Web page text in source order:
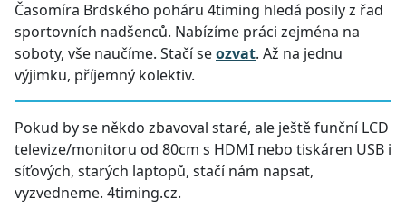
Časomíra Brdského poháru 4timing hledá posily z řad
sportovních nadšenců. Nabízíme práci zejména na
soboty, vše naučíme. Stačí seozvat. Až na jednu
výjimku, příjemný kolektiv.
Pokud by se někdo zbavoval staré, ale ještě funční LCD
televize/monitoru od 80cm s HDMI nebo tiskáren USB i
síťových, starých laptopů, stačí nám napsat,
vyzvedneme. 4timing.cz.